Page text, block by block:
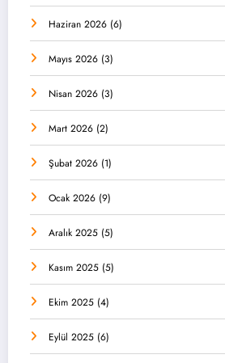
Haziran 2026 (6)
Mayıs 2026 (3)
Nisan 2026 (3)
Mart 2026 (2)
Şubat 2026 (1)
Ocak 2026 (9)
Aralık 2025 (5)
Kasım 2025 (5)
Ekim 2025 (4)
Eylül 2025 (6)